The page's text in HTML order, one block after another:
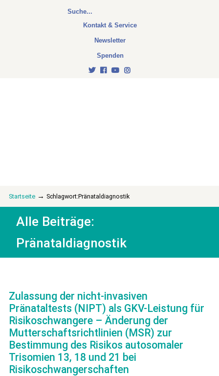
Kontakt & Service
Newsletter
Spenden
Startseite → Schlagwort:Pränataldiagnostik
Alle Beiträge:
Pränataldiagnostik
Zulassung der nicht-invasiven
Pränataltests (NIPT) als GKV-Leistung für
Risikoschwangere – Änderung der
Mutterschaftsrichtlinien (MSR) zur
Bestimmung des Risikos autosomaler
Trisomien 13, 18 und 21 bei
Risikoschwangerschaften